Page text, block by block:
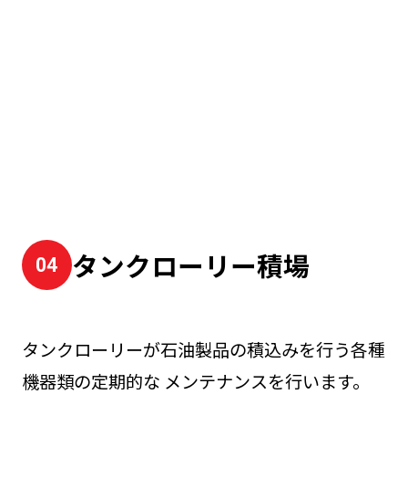
タンクローリー積場
タンクローリーが石油製品の積込みを行う各種
機器類の定期的な メンテナンスを行います。